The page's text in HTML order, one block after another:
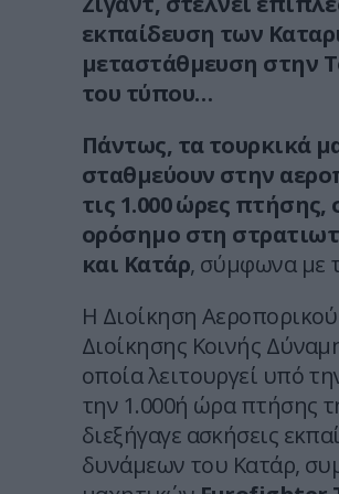
εκπαίδευση των
μεταστάθμευση στην
του τύπου…
Πάντως, τα τουρκικά
σταθμεύουν στην
τις 1.000 ώρες
ορόσημο στη
και Κατάρ, σύμφωνα με
Η Διοίκηση
Διοίκησης Κοινής
οποία λειτουργεί υπό
την 1.000ή ώρα πτήσης
διεξήγαγε ασκήσεις
δυνάμεων του Κατάρ,